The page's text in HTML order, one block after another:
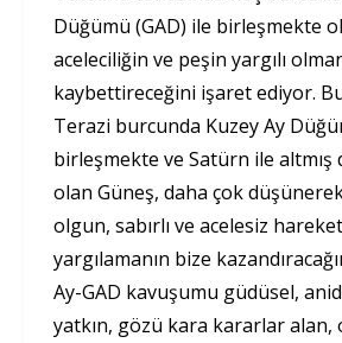
Düğümü (GAD) ile birleşmekte
aceleciliğin ve peşin yargılı
kaybettireceğini işaret ediyor.
Terazi burcunda Kuzey Ay
birleşmekte ve Satürn ile altmış
olan Güneş, daha çok
olgun, sabırlı ve acelesiz
yargılamanın bize
Ay-GAD kavuşumu güdüsel,
yatkın, gözü kara kararlar alan,